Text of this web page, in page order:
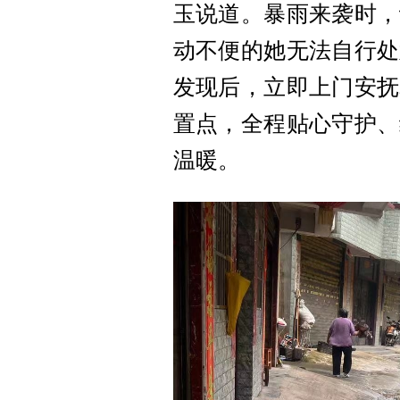
玉说道。暴雨来袭时
动不便的她无法自行
发现后，立即上门安
置点，全程贴心守护
温暖。